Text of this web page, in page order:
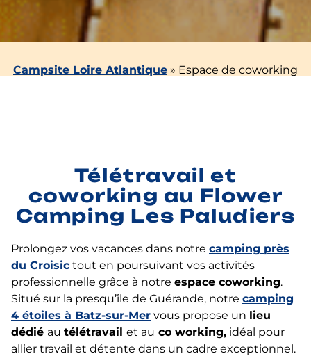
Campsite Loire Atlantique » Espace de coworking
Télétravail et
coworking au Flower
Camping Les Paludiers
Prolongez vos vacances dans notre camping près
du Croisic tout en poursuivant vos activités
professionnelle grâce à notre espace coworking.
Situé sur la presqu’île de Guérande, notre camping
4 étoiles à Batz-sur-Mer vous propose un lieu
dédié au télétravail et au co working, idéal pour
allier travail et détente dans un cadre exceptionnel.